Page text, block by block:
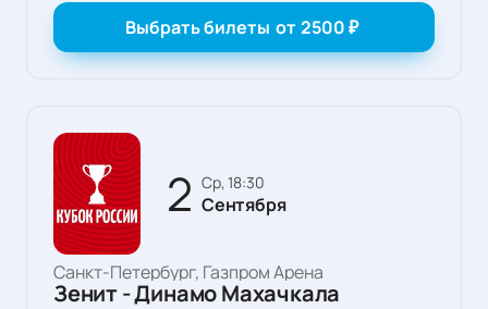
Выбрать билеты от2500₽
2 ср, 18:30
Сентября
Санкт-Петербург, Газпром Арена
Зенит - Динамо Махачкала